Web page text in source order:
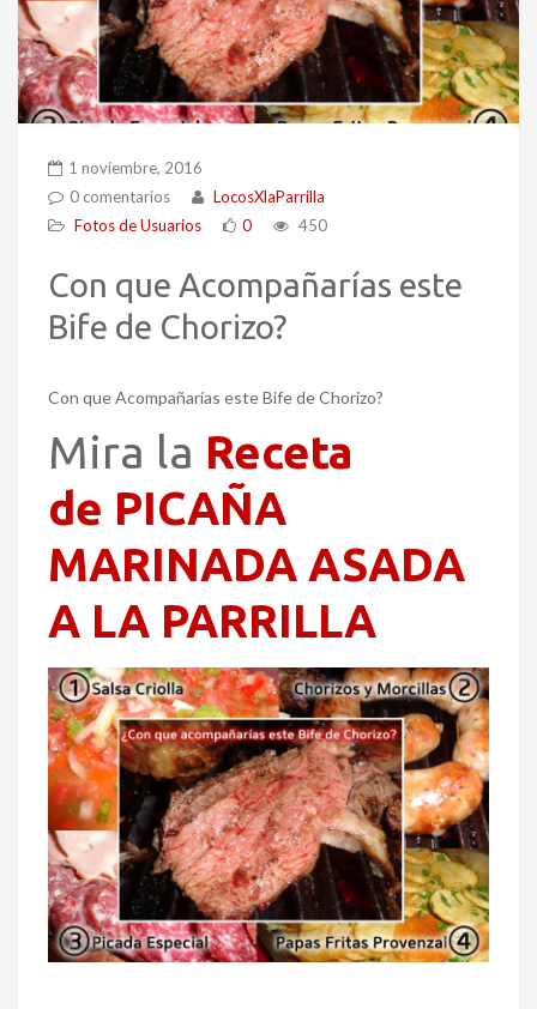
1 noviembre, 2016
0 comentarios
LocosXlaParrilla
Fotos de Usuarios
0 450
Con que Acompañarías este
Bife de Chorizo?
Con que Acompañarías este Bife de Chorizo?
Mira la Receta
de PICAÑA
MARINADA ASADA
A LA PARRILLA